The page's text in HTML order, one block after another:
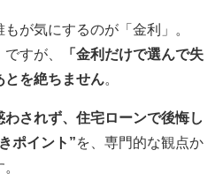
が気にするのが「金利」。
すが、
「金利だけで選んで失
を絶ちません。
わされず、住宅ローンで後悔し
ポイント”を、専門的な観点か